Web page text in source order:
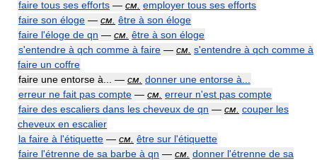
faire tous ses efforts — см. employer tous ses efforts
faire son éloge — см. être à son éloge
faire l'éloge de qn — см. être à son éloge
s'entendre à qch comme à faire — см. s'entendre à qch comme à
faire un coffre
faire une entorse à... — см. donner une entorse à...
erreur ne fait pas compte — см. erreur n'est pas compte
faire des escaliers dans les cheveux de qn — см. couper les
cheveux en escalier
la faire à l'étiquette — см. être sur l'étiquette
faire l'étrenne de sa barbe à qn — см. donner l'étrenne de sa